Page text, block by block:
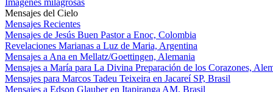
Mensajes del Cielo
Mensajes Recientes
Mensajes de Jesús Buen Pastor a Enoc, Colombia
Revelaciones Marianas a Luz de Maria, Argentina
Mensajes a Ana en Mellatz/Goettingen, Alemania
Mensajes a María para La Divina Preparación de los Corazones,
Mensajes para Marcos Tadeu Teixeira en Jacareí SP, Brasil
Mensajes a Edson Glauber en Itapiranga AM, Brasil